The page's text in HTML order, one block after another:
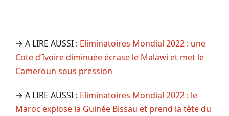
→ A LIRE AUSSI : Eliminatoires Mondial 2022 : une
Cote d’Ivoire diminuée écrase le Malawi et met le
Cameroun sous pression
→ A LIRE AUSSI : Eliminatoires Mondial 2022 : le
Maroc explose la Guinée Bissau et prend la tête du